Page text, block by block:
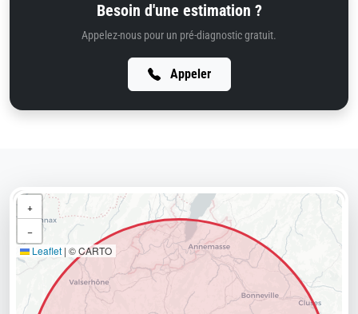
Besoin d'une estimation ?
Appelez-nous pour un pré-diagnostic gratuit.
Appeler
+
−
Leaflet | © CARTO